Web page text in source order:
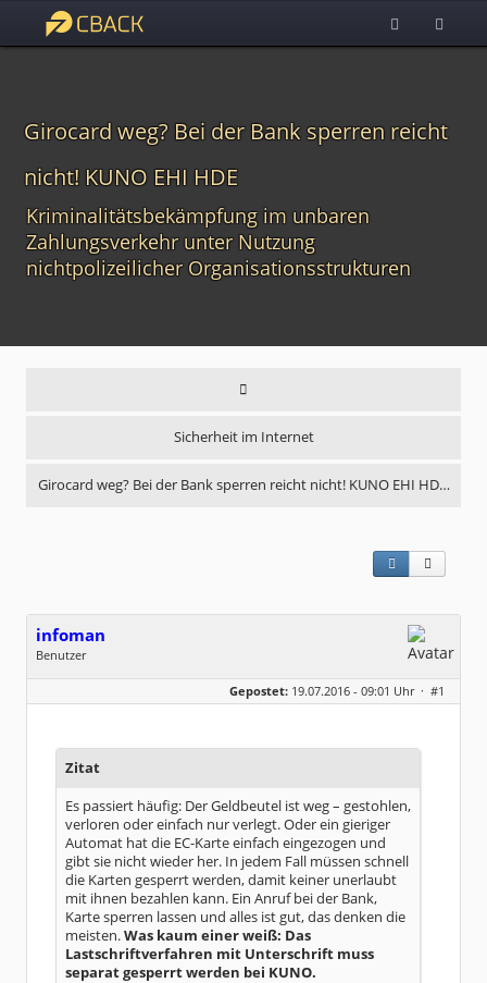
Girocard weg? Bei der Bank sperren reicht
nicht! KUNO EHI HDE
Kriminalitätsbekämpfung im unbaren
Zahlungsverkehr unter Nutzung
nichtpolizeilicher Organisationsstrukturen
Sicherheit im Internet
Girocard weg? Bei der Bank sperren reicht nicht! KUNO EHI HD…
infoman
Benutzer
Geschlecht:
Dabei seit:
06 / 2008
Gepostet: 19.07.2016 - 09:01 Uhr · #1
Zitat
Es passiert häufig: Der Geldbeutel ist weg – gestohlen,
verloren oder einfach nur verlegt. Oder ein gieriger
Automat hat die EC-Karte einfach eingezogen und
gibt sie nicht wieder her. In jedem Fall müssen schnell
die Karten gesperrt werden, damit keiner unerlaubt
mit ihnen bezahlen kann. Ein Anruf bei der Bank,
Karte sperren lassen und alles ist gut, das denken die
meisten.Was kaum einer weiß: Das
Lastschriftverfahren mit Unterschrift muss
separat gesperrt werden bei KUNO.